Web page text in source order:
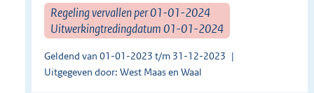
Regeling vervallen per 01-01-2024
Uitwerkingtredingdatum 01-01-2024
Geldend van 01-01-2023 t/m 31-12-2023
Uitgegeven door: West Maas en Waal